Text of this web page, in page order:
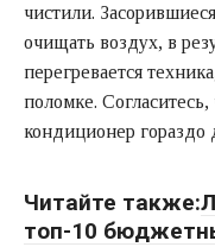
чистили.
очищать воздух, в
перегревается
поломке.
кондиционер гораздо
Читайте также:
топ-10